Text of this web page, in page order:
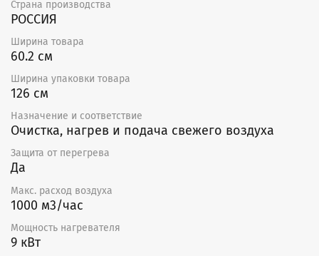
Страна производства
РОССИЯ
Ширина товара
60.2 см
Ширина упаковки товара
126 см
Назначение и соответствие
Очистка, нагрев и подача свежего воздуха
Защита от перегрева
Да
Макс. расход воздуха
1000 м3/час
Мощность нагревателя
9 кВт